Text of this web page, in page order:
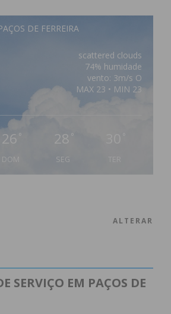
DE FERREIRA
scattered clouds
74% humidade
vento: 3m/s O
MAX 23 • MIN 23
26 °
DOM
28 °
SEG
ALTERAR
SERVIÇO EM PAÇOS DE